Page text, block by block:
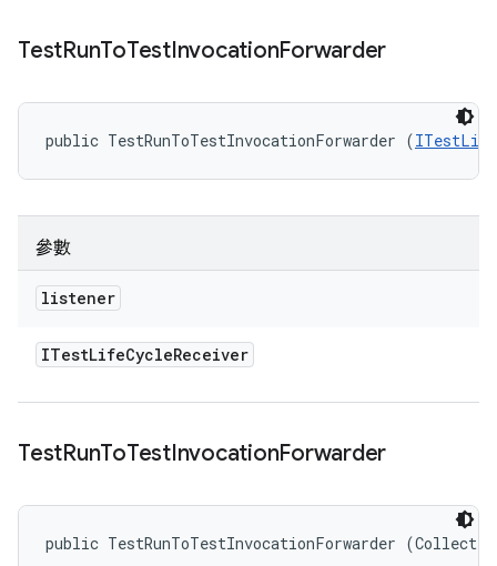
TestRunToTestInvocationForwarder
public TestRunToTestInvocationForwarder (
參數
listener
ITestLifeCycleReceiver
TestRunToTestInvocationForwarder
public TestRunToTestInvocationForwarder